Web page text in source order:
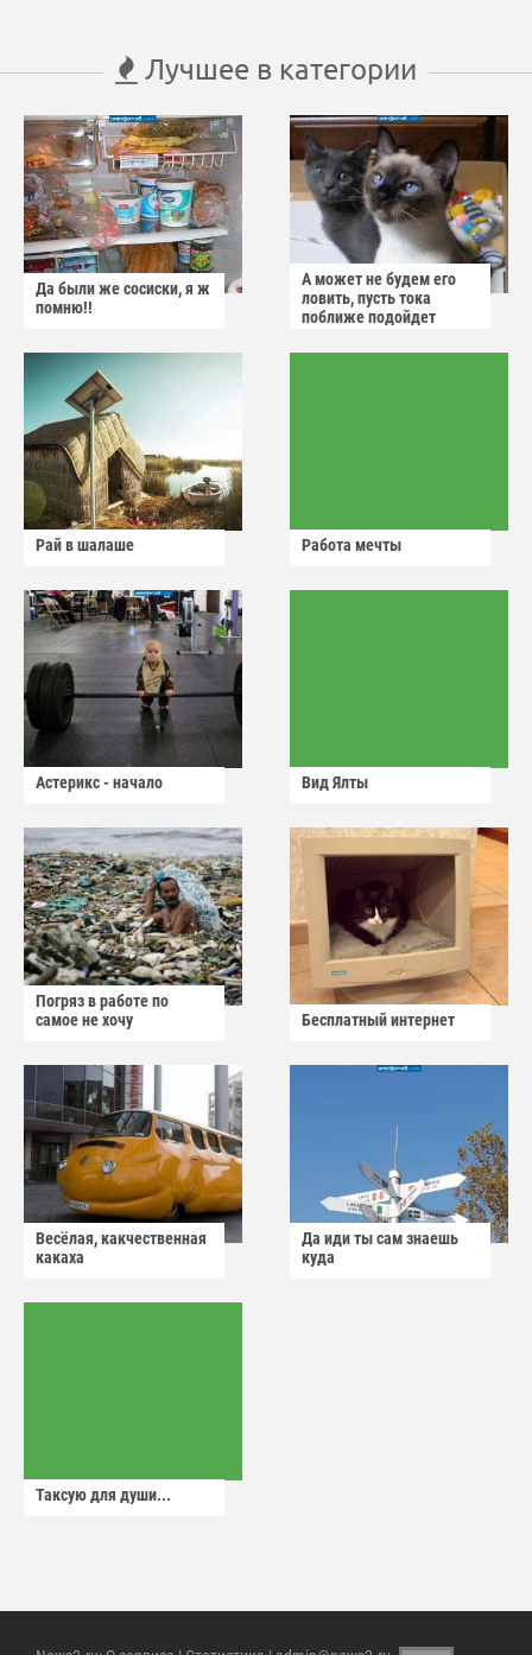
Лучшее в категории
Да были же сосиски, я ж
помню!!
А может не будем его
ловить, пусть тока
поближе подойдет
Рай в шалаше Работа мечты
Астерикс - начало Вид Ялты
Погряз в работе по
самое не хочу
Бесплатный интернет
Весёлая, какчественная
какаха
Да иди ты сам знаешь
куда
Таксую для души...